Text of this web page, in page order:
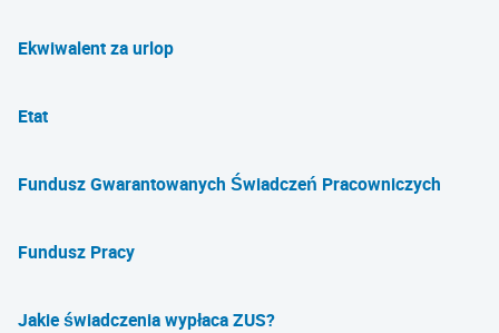
Ekwiwalent za urlop
Etat
Fundusz Gwarantowanych Świadczeń Pracowniczych
Fundusz Pracy
Jakie świadczenia wypłaca ZUS?